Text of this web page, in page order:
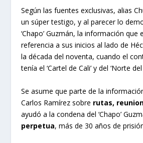
Según las fuentes exclusivas, alias
un súper testigo, y al parecer lo
‘Chapo’ Guzmán, la información que
referencia a sus inicios al lado de
la década del noventa, cuando el
tenía el ‘Cartel de Cali’ y del ‘Norte del
Se asume que parte de la
Carlos Ramírez sobre rutas,
ayudó a la condena del ‘Chapo’
perpetua, más de 30 años de